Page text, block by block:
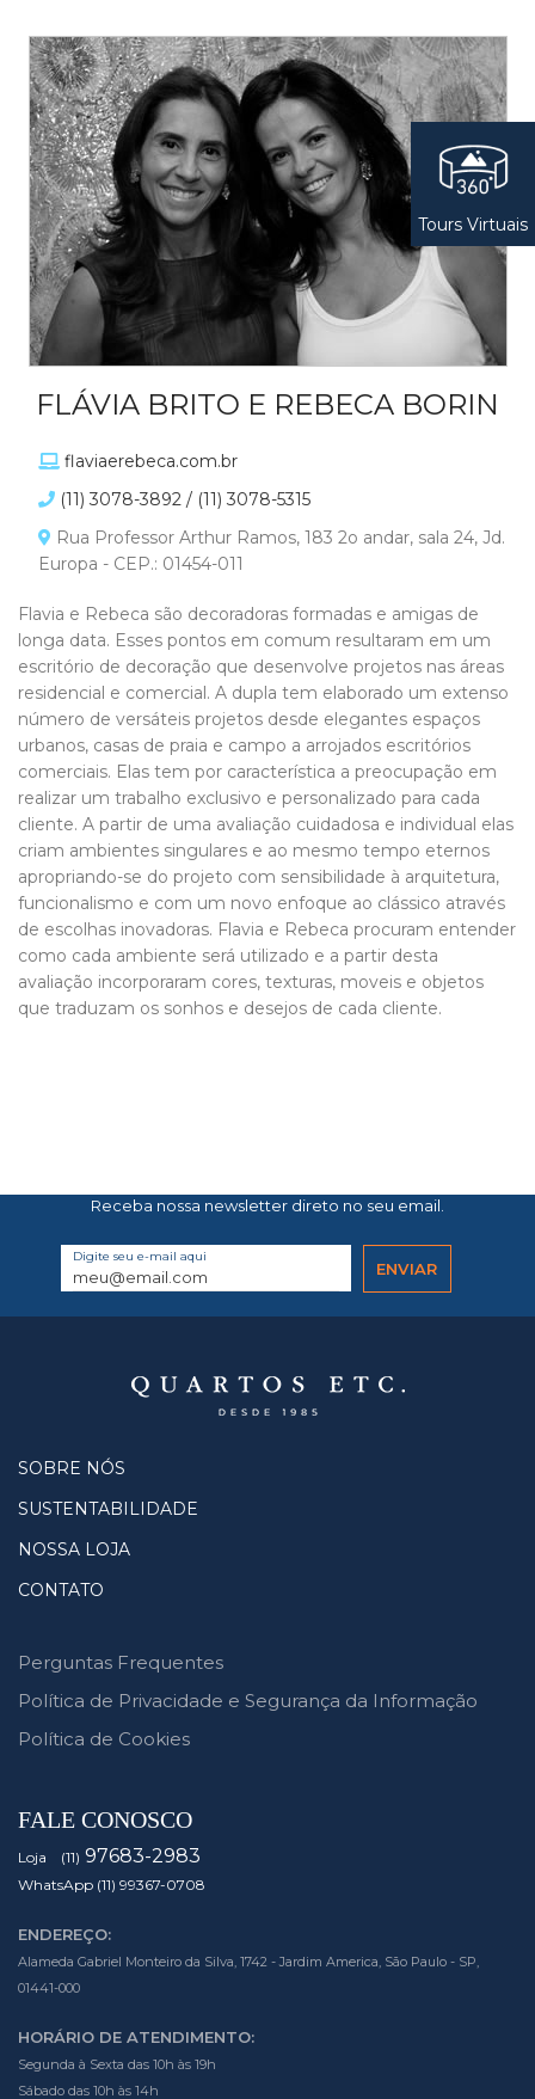
FLÁVIA BRITO E REBECA BORIN
flaviaerebeca.com.br
(11) 3078-3892 / (11) 3078-5315
Rua Professor Arthur Ramos, 183 2o andar, sala 24, Jd.
Europa - CEP.: 01454-011
Flavia e Rebeca são decoradoras formadas e amigas de
longa data. Esses pontos em comum resultaram em um
escritório de decoração que desenvolve projetos nas áreas
residencial e comercial. A dupla tem elaborado um extenso
número de versáteis projetos desde elegantes espaços
urbanos, casas de praia e campo a arrojados escritórios
comerciais. Elas tem por característica a preocupação em
realizar um trabalho exclusivo e personalizado para cada
cliente. A partir de uma avaliação cuidadosa e individual elas
criam ambientes singulares e ao mesmo tempo eternos
apropriando-se do projeto com sensibilidade à arquitetura,
funcionalismo e com um novo enfoque ao clássico através
de escolhas inovadoras. Flavia e Rebeca procuram entender
como cada ambiente será utilizado e a partir desta
avaliação incorporaram cores, texturas, moveis e objetos
que traduzam os sonhos e desejos de cada cliente.
Receba nossa newsletter direto no seu email.
Digite seu e-mail aqui
SOBRE NÓS
SUSTENTABILIDADE
NOSSA LOJA
CONTATO
Perguntas Frequentes
Política de Privacidade e Segurança da Informação
Política de Cookies
FALE CONOSCO
Loja (11) 97683-2983
WhatsApp (11) 99367-0708
ENDEREÇO:
Alameda Gabriel Monteiro da Silva, 1742 - Jardim America, São Paulo - SP,
01441-000
HORÁRIO DE ATENDIMENTO:
Segunda à Sexta das 10h às 19h
Sábado das 10h às 14h
Tours Virtuais